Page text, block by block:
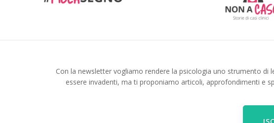
Con la newsletter vogliamo rendere la psicologia uno strumento
essere invadenti, ma ti proponiamo articoli, approfondimenti e